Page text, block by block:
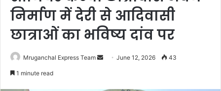
निर्माण में देरी से आदिवासी
छात्राओं का भविष्य दांव पर
Mruganchal Express Team
Send June 12, 2026 43
1 minute read